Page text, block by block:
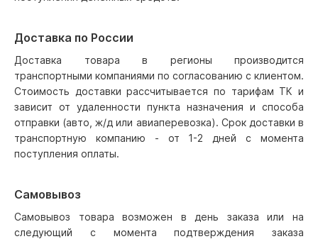
Доставка по России
Доставка товара в регионы производится
транспортными компаниями по согласованию с клиентом.
Стоимость доставки рассчитывается по тарифам ТК и
зависит от удаленности пункта назначения и способа
отправки (авто, ж/д или авиаперевозка). Срок доставки в
транспортную компанию - от 1-2 дней с момента
поступления оплаты.
Самовывоз
Самовывоз товара возможен в день заказа или на
следующий с момента подтверждения заказа